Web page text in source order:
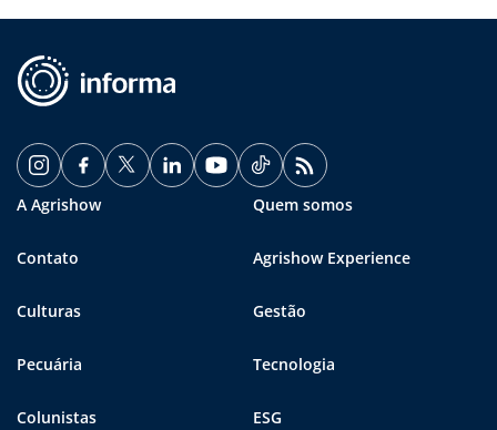
A Agrishow Quem somos
Contato Agrishow Experience
Culturas Gestão
Pecuária Tecnologia
Colunistas ESG